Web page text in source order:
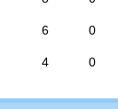
6 0
4 0